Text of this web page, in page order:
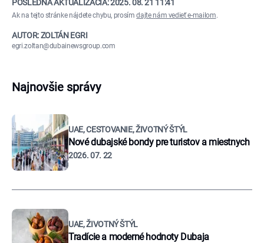
POSLEDNÁ AKTUALIZÁCIA:2025. 08. 21 11:41
Ak na tejto stránke nájdete chybu, prosímdajte nám vedieť e-mailom.
AUTOR: ZOLTÁN EGRI
egri.zoltan@dubainewsgroup.com
Najnovšie správy
UAE, CESTOVANIE, ŽIVOTNÝ ŠTÝL
Nové dubajské bondy pre turistov a miestnych
2026. 07. 22
UAE, ŽIVOTNÝ ŠTÝL
Tradície a moderné hodnoty Dubaja